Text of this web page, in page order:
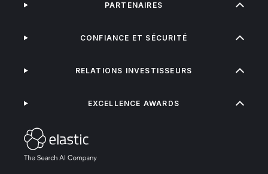
PARTENAIRES
CONFIANCE ET SÉCURITÉ
RELATIONS INVESTISSEURS
EXCELLENCE AWARDS